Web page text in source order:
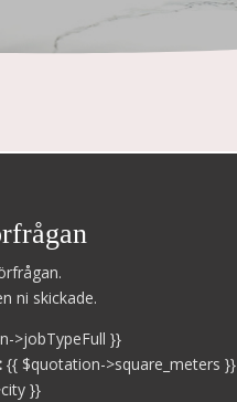
ni skickade.
>jobTypeFull }}
{{ $quotation->square_meters }}
}}